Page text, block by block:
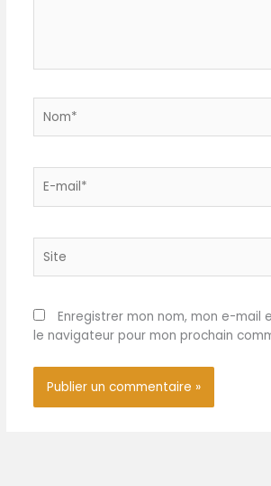
mail*
Enregistrer mon nom, mon e-mail
le navigateur pour mon prochain